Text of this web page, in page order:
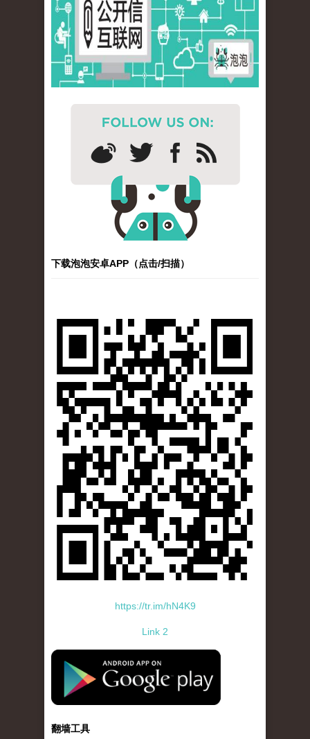
下载泡泡安卓APP（点击/扫描）
https://tr.im/hN4K9
Link 2
standard-icon-googleplay-app-store.png
翻墙工具